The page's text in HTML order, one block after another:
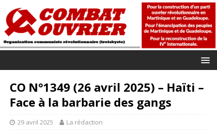
CO N°1349 (26 avril 2025) – Haïti –
Face à la barbarie des gangs
29 avril 2025 La rédaction